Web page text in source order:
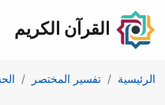
القرآن الكريم
الرئيسية تفسير المختصر